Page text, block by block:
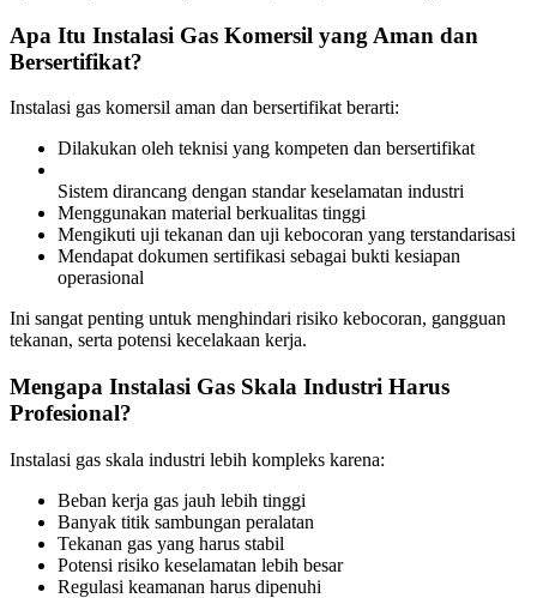
Apa Itu Instalasi Gas Komersil yang Aman dan
Bersertifikat?
Instalasi gas komersil aman dan bersertifikat berarti:
Dilakukan oleh teknisi yang kompeten dan bersertifikat
Sistem dirancang dengan standar keselamatan industri
Menggunakan material berkualitas tinggi
Mengikuti uji tekanan dan uji kebocoran yang terstandarisasi
Mendapat dokumen sertifikasi sebagai bukti kesiapan
operasional
Ini sangat penting untuk menghindari risiko kebocoran, gangguan
tekanan, serta potensi kecelakaan kerja.
Mengapa Instalasi Gas Skala Industri Harus
Profesional?
Instalasi gas skala industri lebih kompleks karena:
Beban kerja gas jauh lebih tinggi
Banyak titik sambungan peralatan
Tekanan gas yang harus stabil
Potensi risiko keselamatan lebih besar
Regulasi keamanan harus dipenuhi